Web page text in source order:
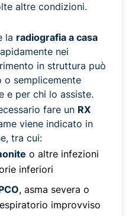
altre condizioni.
la radiografia a casa
nei
in struttura può
o semplicemente
e per chi lo assiste.
fare un RX
viene indicato in
tra cui:
o altre infezioni
inferiori
, asma severa o
improvviso